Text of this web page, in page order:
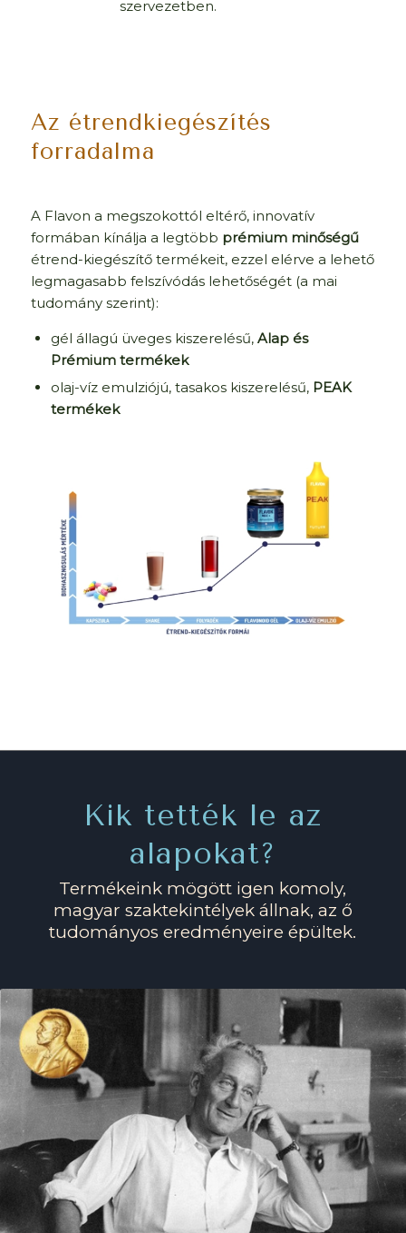
szervezetben.
Az étrendkiegészítés
forradalma
A Flavon a megszokottól eltérő, innovatív
formában kínálja a legtöbb prémium minőségű
étrend-kiegészítő termékeit, ezzel elérve a lehető
legmagasabb felszívódás lehetőségét (a mai
tudomány szerint):
gél állagú üveges kiszerelésű, Alap és
Prémium termékek
olaj-víz emulziójú, tasakos kiszerelésű, PEAK
termékek
Kik tették le az
alapokat?
Termékeink mögött igen komoly,
magyar szaktekintélyek állnak, az ő
tudományos eredményeire épültek.